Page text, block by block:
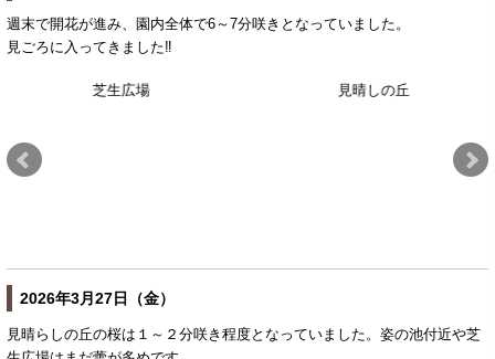
週末で開花が進み、園内全体で6～7分咲きとなっていました。
見ごろに入ってきました‼
芝生広場 見晴しの丘
2026年3月27日（金）
見晴らしの丘の桜は１～２分咲き程度となっていました。姿の池付近や芝